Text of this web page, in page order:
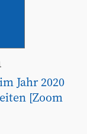
Jahr 2020
[Zoom